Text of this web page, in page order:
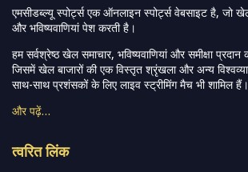
एमसीडब्ल्यू स्पोर्ट्स एक ऑनलाइन स्पोर्ट्स वेबसाइट है, जो
और भविष्यवाणियां पेश करती है।
हम सर्वश्रेष्ठ खेल समाचार, भविष्यवाणियां और समीक्षा
जिसमें खेल बाजारों की एक विस्तृत श्रृंखला और अन्य
साथ-साथ प्रशंसकों के लिए लाइव स्ट्रीमिंग मैच भी शामिल हैं।
और पढ़ें…
त्वरित लिंक